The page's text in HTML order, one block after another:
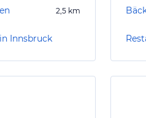
2,5 km
Innsbruck